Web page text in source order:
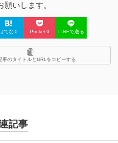
願いします。
てな 0 Pocket0 LINEで送る
事のタイトルとURLをコピーする
記事